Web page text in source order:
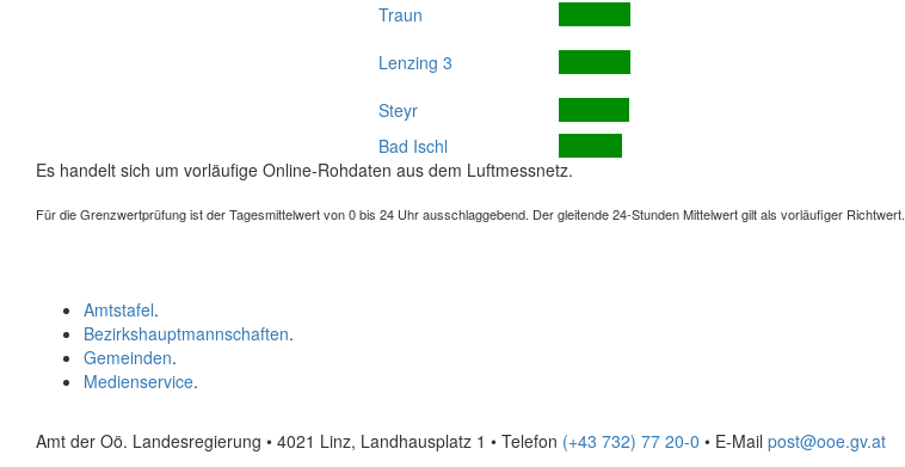
Traun
Lenzing 3
Steyr
Bad Ischl
Es handelt sich um vorläufige Online-Rohdaten aus dem Luftmessnetz.
Für die Grenzwertprüfung ist der Tagesmittelwert von 0 bis 24 Uhr ausschlaggebend. Der gleitende 24-Stunden Mittelwert gilt als vorläufiger Richtwert.
Amtstafel.
Bezirkshauptmannschaften.
Gemeinden.
Medienservice.
Amt der Oö. Landesregierung • 4021 Linz, Landhausplatz 1 • Telefon (+43 732) 77 20-0 • E-Mail post@ooe.gv.at